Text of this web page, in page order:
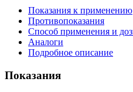
Показания к применению
Противопоказания
Способ применения и
Аналоги
Подробное описание
Показания